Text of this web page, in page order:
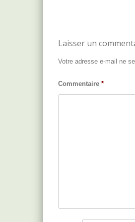
Post
Laisser un
Votre adresse e-mail ne
Commentaire *